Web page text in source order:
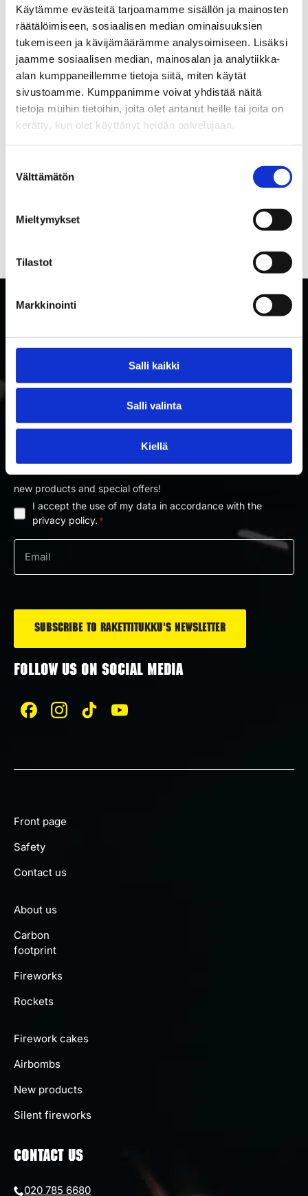
Käytämme evästeitä tarjoamamme sisällön ja mainosten
räätälöimiseen, sosiaalisen median ominaisuuksien
tukemiseen ja kävijämäärämme analysoimiseen. Lisäksi
jaamme sosiaalisen median, mainosalan ja analytiikka-
alan kumppaneillemme tietoja siitä, miten käytät
sivustoamme. Kumppanimme voivat yhdistää näitä
tietoja muihin tietoihin, joita olet antanut heille tai joita on
kerätty, kun olet käyttänyt heidän palvelujaan.
valinta
Välttämätön
Mieltymykset
Tilastot
Markkinointi
Salli kaikki
Salli valinta
Kiellä
SUBSCRIBE TO RAKETTITUKKU'S NEWSLETTER
new products and special offers!
Privacy
policy
I accept the use of my data in accordance with the
privacy policy. *
Email
FOLLOW US ON SOCIAL MEDIA
Front page
Safety
Contact us
About us
Carbon
footprint
Fireworks
Rockets
Firework cakes
Airbombs
New products
Silent fireworks
CONTACT US
020 785 6680